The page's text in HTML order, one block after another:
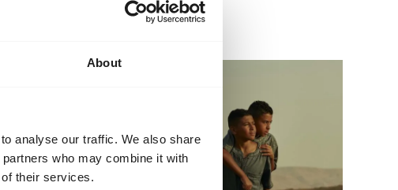
About
analyse our traffic. We also share
who may combine it with
their services.